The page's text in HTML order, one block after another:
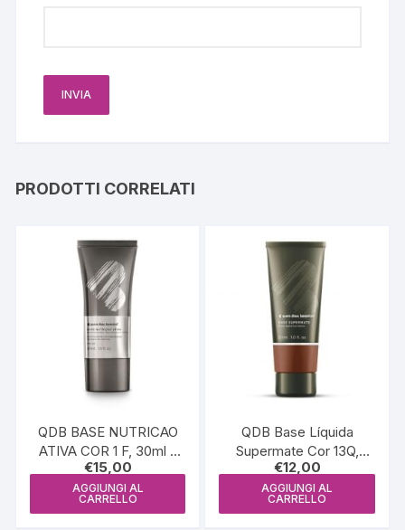
PRODOTTI CORRELATI
QDB BASE NUTRICAO
ATIVA COR 1 F, 30ml –
QDB6189
€15,00
AGGIUNGI AL
CARRELLO
QDB Base Líquida
Supermate Cor 13Q,
30ml – QDB5789
€12,00
AGGIUNGI AL
CARRELLO